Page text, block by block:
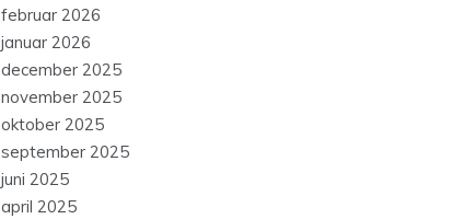
februar 2026
januar 2026
december 2025
november 2025
oktober 2025
september 2025
juni 2025
april 2025